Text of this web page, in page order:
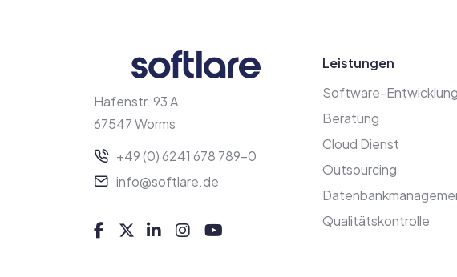
Hafenstr. 93 A
67547 Worms
+49 (0) 6241 678 789-0
info@softlare.de
Leistungen
Software-Entwicklung
Beratung
Cloud Dienst
Outsourcing
Qualitätskontrolle